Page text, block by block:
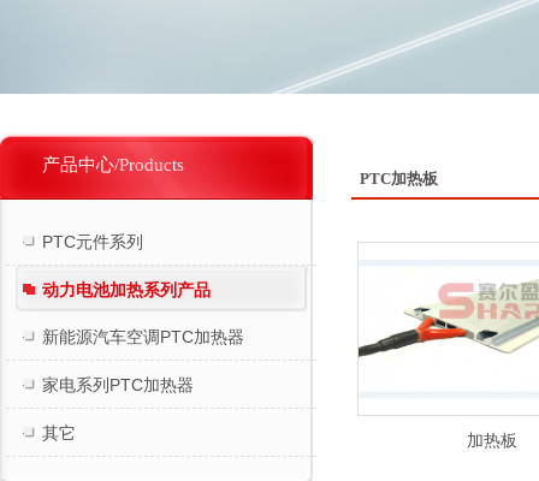
产品中心/Products
PTC元件系列
动力电池加热系列产品
新能源汽车空调PTC加热器
家电系列PTC加热器
其它
PTC加热板
加热板